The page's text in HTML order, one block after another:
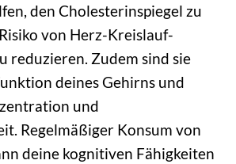
den Cholesterinspiegel zu
von Herz-Kreislauf-
reduzieren. Zudem sind sie
deines Gehirns und
und
Regelmäßiger Konsum von
deine kognitiven Fähigkeiten